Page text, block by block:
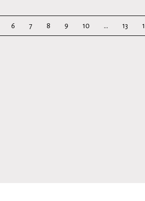
6 7 8 9 10 ... 13